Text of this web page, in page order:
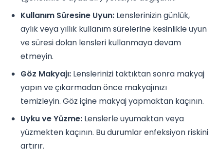
Kullanım Süresine Uyun: Lenslerinizin günlük,
aylık veya yıllık kullanım sürelerine kesinlikle uyun
ve süresi dolan lensleri kullanmaya devam
etmeyin.
Göz Makyajı: Lenslerinizi taktıktan sonra makyaj
yapın ve çıkarmadan önce makyajınızı
temizleyin. Göz içine makyaj yapmaktan kaçının.
Uyku ve Yüzme: Lenslerle uyumaktan veya
yüzmekten kaçının. Bu durumlar enfeksiyon riskini
artırır.